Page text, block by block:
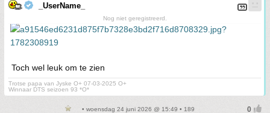
_UserName_
Nog niet geregistreerd.
Toch wel leuk om te zien
Trotse papa van Jyske O+ 07-03-2025 O+
Winnaar DTS seizoen 93 *O*
• woensdag 24 juni 2026 @ 15:49 • 189